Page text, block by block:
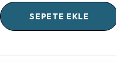
SEPETE EKLE